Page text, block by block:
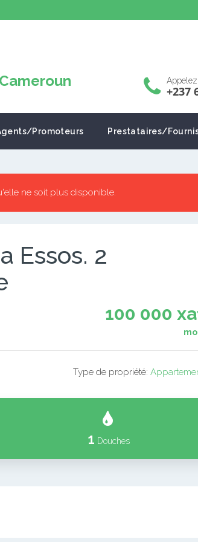
+237
Promoteurs Prestataires/
ne soit plus disponible.
Essos. 2
100 000
Type de propriété:
1 Douches